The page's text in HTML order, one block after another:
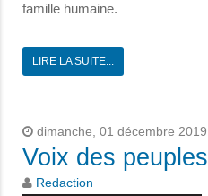
famille humaine.
LIRE LA SUITE...
dimanche, 01 décembre
Voix des
Redaction